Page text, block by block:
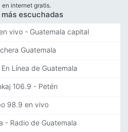
internet gratis.
más escuchadas
vivo - Guatemala capital
Guatemala
Línea de Guatemala
106.9 - Petén
98.9 en vivo
- Radio de Guatemala